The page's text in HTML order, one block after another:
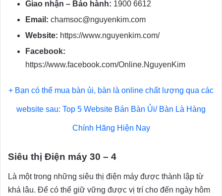
Giao nhận – Bảo hành: 1900 6612
Email: chamsoc@nguyenkim.com
Website: https://www.nguyenkim.com/
Facebook:
https://www.facebook.com/Online.NguyenKim
+ Bạn có thể mua bàn ủi, bàn là online chất lượng qua các
website sau: Top 5 Website Bán Bàn Ủi/ Bàn Là Hàng
Chính Hãng Hiện Nay
Siêu thị Điện máy 30 – 4
Là một trong những siêu thị điện máy được thành lập từ
khá lâu. Để có thể giữ vững được vị trí cho đến ngày hôm